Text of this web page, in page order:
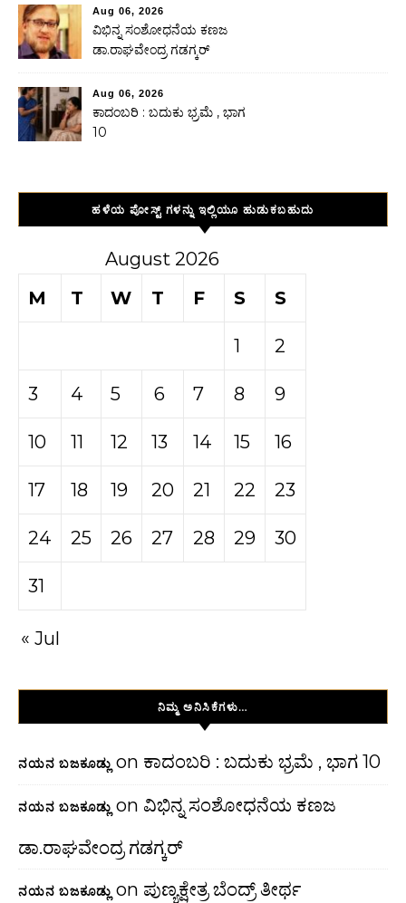
Aug 06, 2026
ವಿಭಿನ್ನ ಸಂಶೋಧನೆಯ ಕಣಜ
ಡಾ.ರಾಘವೇಂದ್ರ ಗಡಗ್ಕರ್
Aug 06, 2026
ಕಾದಂಬರಿ : ಬದುಕು ಭ್ರಮೆ , ಭಾಗ
10
ಹಳೆಯ ಪೋಸ್ಟ್ ಗಳನ್ನು ಇಲ್ಲಿಯೂ ಹುಡುಕಬಹುದು
August 2026
M
T W T F S S
1 2
3 4 5 6 7 8 9
10 11 12 13 14 15 16
17 18 19 20 21 22 23
24 25 26 27 28 29 30
31
« Jul
ನಿಮ್ಮ ಅನಿಸಿಕೆಗಳು…
ನಯನ ಬಜಕೂಡ್ಲು on ಕಾದಂಬರಿ : ಬದುಕು ಭ್ರಮೆ , ಭಾಗ 10
ನಯನ ಬಜಕೂಡ್ಲು on ವಿಭಿನ್ನ ಸಂಶೋಧನೆಯ ಕಣಜ
ಡಾ.ರಾಘವೇಂದ್ರ ಗಡಗ್ಕರ್
ನಯನ ಬಜಕೂಡ್ಲು on ಪುಣ್ಯಕ್ಷೇತ್ರ ಬೆಂದ್ರ್ ತೀರ್ಥ